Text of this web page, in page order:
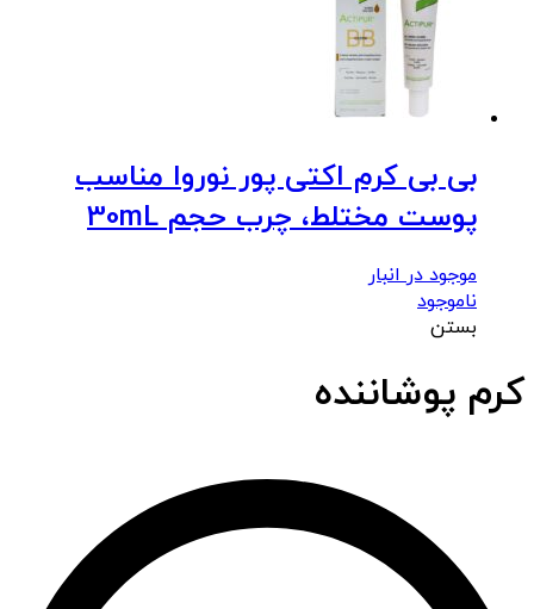
بی بی کرم اکتی پور نوروا مناسب
پوست مختلط، چرب حجم 30mL
موجود در انبار
ناموجود
بستن
کرم پوشاننده